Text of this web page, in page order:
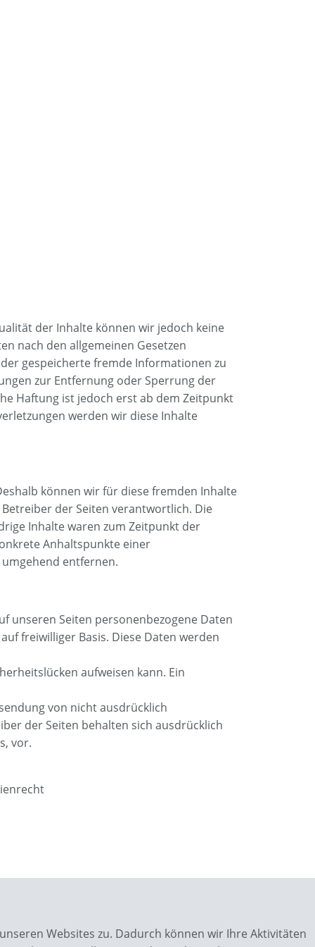
der Inhalte können wir jedoch keine
nach den allgemeinen Gesetzen
gespeicherte fremde Informationen zu
zur Entfernung oder Sperrung der
Haftung ist jedoch erst ab dem Zeitpunkt
werden wir diese Inhalte
können wir für diese fremden Inhalte
der Seiten verantwortlich. Die
Inhalte waren zum Zeitpunkt der
Anhaltspunkte einer
entfernen.
unseren Seiten personenbezogene Daten
freiwilliger Basis. Diese Daten werden
aufweisen kann. Ein
von nicht ausdrücklich
der Seiten behalten sich ausdrücklich
vor.
Websites zu. Dadurch können wir Ihre Aktivitäten